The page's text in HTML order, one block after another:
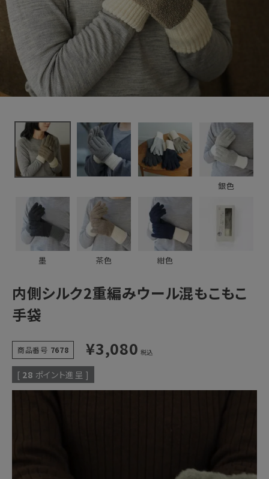
新着＆再入荷商品
カテゴリーから探す
ギフトを探す
特集
読み物
ログアウト
銀色
墨 茶色 紺色
内側シルク2重編みウール混もこもこ
手袋
商品番号 7678 ¥3,080 税込
[ 28 ポイント進呈 ]